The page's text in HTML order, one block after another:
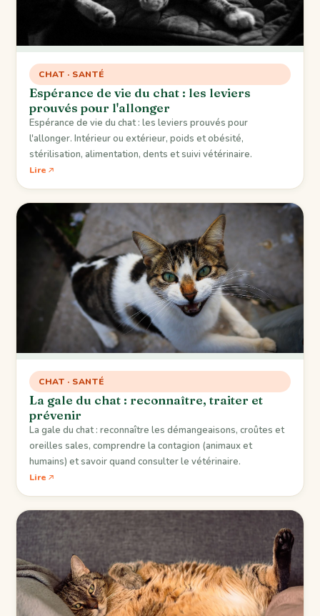
CHAT · SANTÉ
Espérance de vie du chat : les leviers
prouvés pour l'allonger
Espérance de vie du chat : les leviers prouvés pour
l'allonger. Intérieur ou extérieur, poids et obésité,
stérilisation, alimentation, dents et suivi vétérinaire.
Lire
CHAT · SANTÉ
La gale du chat : reconnaître, traiter et
prévenir
La gale du chat : reconnaître les démangeaisons, croûtes et
oreilles sales, comprendre la contagion (animaux et
humains) et savoir quand consulter le vétérinaire.
Lire